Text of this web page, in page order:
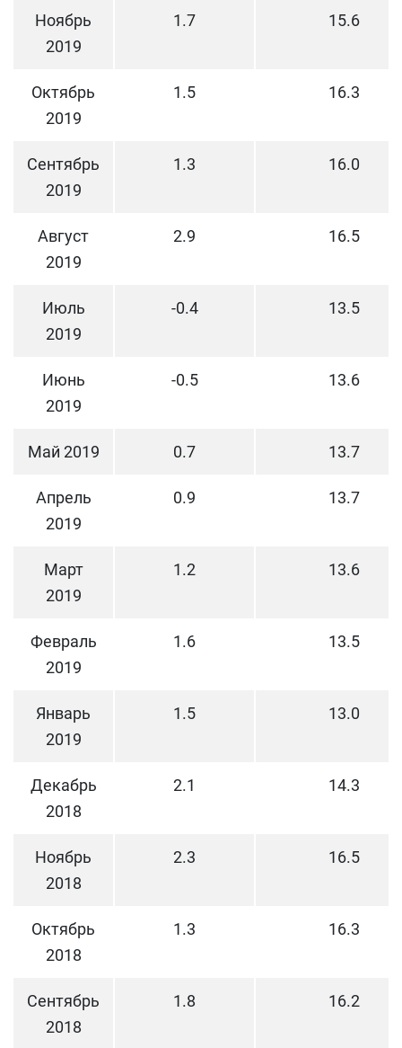
Ноябрь
2019
1.7 15.6
Октябрь
2019
1.5 16.3
Сентябрь
2019
1.3 16.0
Август
2019
2.9 16.5
Июль
2019
-0.4 13.5
Июнь
2019
-0.5 13.6
Май 2019 0.7 13.7
Апрель
2019
0.9 13.7
Март
2019
1.2 13.6
Февраль
2019
1.6 13.5
Январь
2019
1.5 13.0
Декабрь
2018
2.1 14.3
Ноябрь
2018
2.3 16.5
Октябрь
2018
1.3 16.3
Сентябрь
2018
1.8 16.2